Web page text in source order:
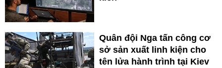
Quân đội Nga tấn công cơ
sở sản xuất linh kiện cho
tên lửa hành trình tại Kiev